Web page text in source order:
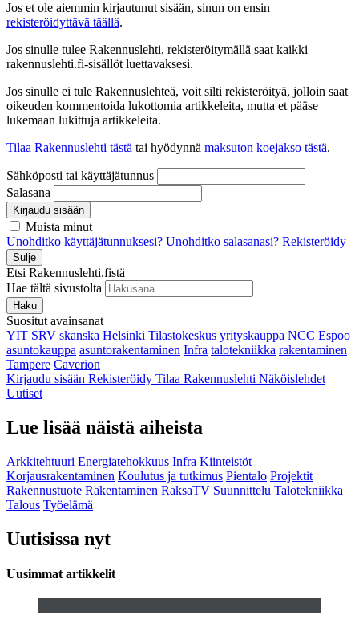
Jos et ole aiemmin kirjautunut sisään, sinun on ensin
rekisteröidyttävä täällä.
Jos sinulle tulee Rakennuslehti, rekisteröitymällä saat kaikki
rakennuslehti.fi-sisällöt luettavaksesi.
Jos sinulle ei tule Rakennuslehteä, voit silti rekisteröityä, jolloin saat
oikeuden kommentoida lukottomia artikkeleita, mutta et pääse
lukemaan lukittuja artikkeleita.
Tilaa Rakennuslehti tästä tai hyödynnä maksuton koejakso tästä.
Sähköposti tai käyttäjätunnus
Salasana
Kirjaudu sisään
Muista minut
Unohditko käyttäjätunnuksesi? Unohditko salasanasi? Rekisteröidy
Sulje
Etsi Rakennuslehti.fistä
Hae tältä sivustolta
Haku
Suositut avainsanat
YIT SRV skanska Helsinki Tilastokeskus yrityskauppa NCC Espoo
asuntokauppa asuntorakentaminen Infra talotekniikka rakentaminen
Tampere Caverion
Kirjaudu sisään Rekisteröidy Tilaa Rakennuslehti Näköislehdet
Uutiset
Lue lisää näistä aiheista
Arkkitehtuuri Energiatehokkuus Infra Kiinteistöt
Korjausrakentaminen Koulutus ja tutkimus Pientalo Projektit
Rakennustuote Rakentaminen RaksaTV Suunnittelu Talotekniikka
Talous Työelämä
Uutisissa nyt
Uusimmat artikkelit